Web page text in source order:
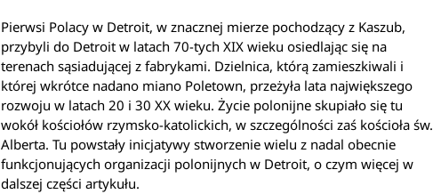
Pierwsi Polacy w Detroit, w znacznej mierze pochodzący z Kaszub,
przybyli do Detroit w latach 70-tych XIX wieku osiedlając się na
terenach sąsiadującej z fabrykami. Dzielnica, którą zamieszkiwali i
której wkrótce nadano miano Poletown, przeżyła lata największego
rozwoju w latach 20 i 30 XX wieku. Życie polonijne skupiało się tu
wokół kościołów rzymsko-katolickich, w szczególności zaś kościoła św.
Alberta. Tu powstały inicjatywy stworzenie wielu z nadal obecnie
funkcjonujących organizacji polonijnych w Detroit, o czym więcej w
dalszej części artykułu.